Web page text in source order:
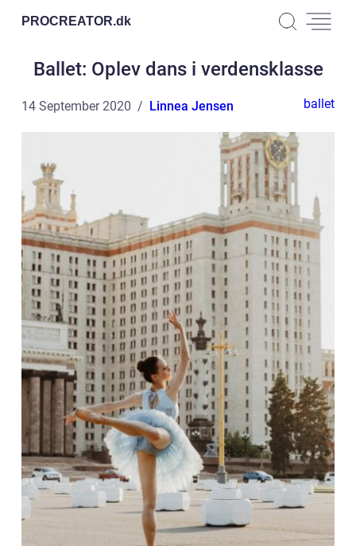
PROCREATOR.dk
Ballet: Oplev dans i verdensklasse
14 September 2020 Linnea Jensen ballet